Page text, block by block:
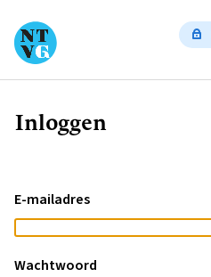
Kruimelpad
Inloggen
E-mailadres
Wachtwoord